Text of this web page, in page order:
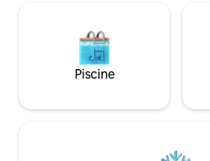
Piscine